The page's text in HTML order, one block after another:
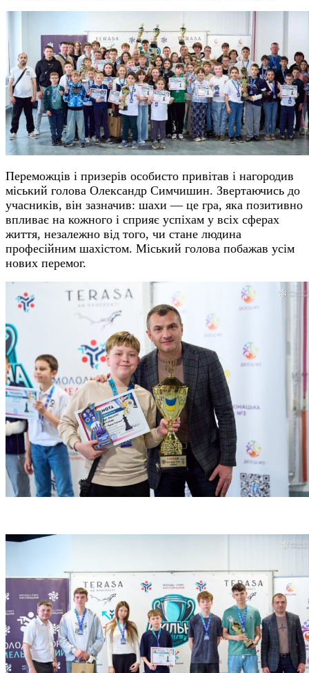
Переможців і призерів особисто привітав і нагородив
міський голова Олександр Симчишин. Звертаючись до
учасників, він зазначив: шахи — це гра, яка позитивно
впливає на кожного і сприяє успіхам у всіх сферах
життя, незалежно від того, чи стане людина
професійним шахістом. Міський голова побажав усім
нових перемог.